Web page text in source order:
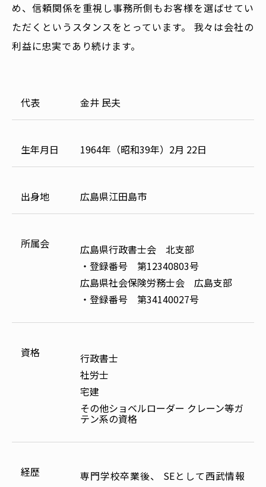
め、信頼関係を重視し事務所側もお客様を選ばせてい
ただくというスタンスをとっています。 我々は会社の
利益に忠実であり続けます。
代表 金井 民夫
生年月日 1964年（昭和39年）2月 22日
出身地 広島県江田島市
所属会
広島県行政書士会 北支部
・登録番号 第12340803号
広島県社会保険労務士会 広島支部
・登録番号 第34140027号
資格
行政書士
社労士
宅建
その他ショベルローダー クレーン等ガ
テン系の資格
経歴
専門学校卒業後、 SEとして西武情報